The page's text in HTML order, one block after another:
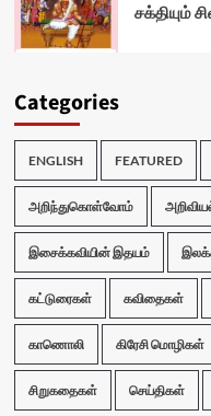
சக்தியும்
Categories
ENGLISH FEATURED
அறிந்துகொள்வோம்
இசைக்கவியின் இதயம்
கட்டுரைகள் கவிதைகள்
காணொலி கிரேசி மொழிகள்
சிறுகதைகள் செய்திகள்